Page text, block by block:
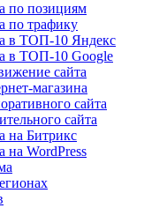
по позициям
по трафику
в ТОП-10 Яндекс
в ТОП-10 Google
сайта
магазина
сайта
сайта
на Битрикс
на WordPress